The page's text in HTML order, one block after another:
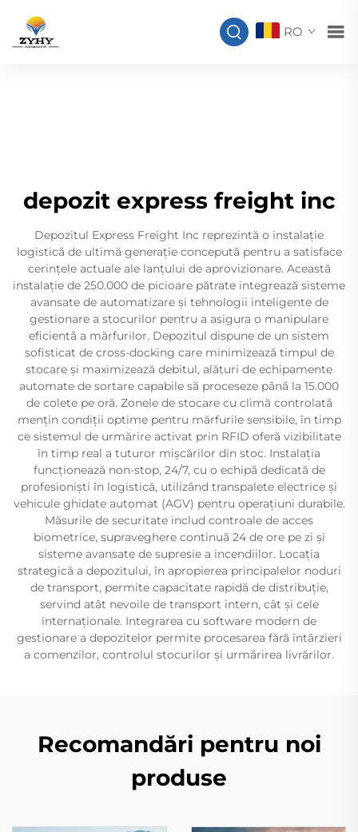
RO
depozit express freight inc
Depozitul Express Freight Inc reprezintă o instalație
logistică de ultimă generație concepută pentru a satisface
cerințele actuale ale lanțului de aprovizionare. Această
instalație de 250.000 de picioare pătrate integrează sisteme
avansate de automatizare și tehnologii inteligente de
gestionare a stocurilor pentru a asigura o manipulare
eficientă a mărfurilor. Depozitul dispune de un sistem
sofisticat de cross-docking care minimizează timpul de
stocare și maximizează debitul, alături de echipamente
automate de sortare capabile să proceseze până la 15.000
de colete pe oră. Zonele de stocare cu climă controlată
mențin condiții optime pentru mărfurile sensibile, în timp
ce sistemul de urmărire activat prin RFID oferă vizibilitate
în timp real a tuturor mișcărilor din stoc. Instalația
funcționează non-stop, 24/7, cu o echipă dedicată de
profesioniști în logistică, utilizând transpalete electrice și
vehicule ghidate automat (AGV) pentru operațiuni durabile.
Măsurile de securitate includ controale de acces
biometrice, supraveghere continuă 24 de ore pe zi și
sisteme avansate de supresie a incendiilor. Locația
strategică a depozitului, în apropierea principalelor noduri
de transport, permite capacitate rapidă de distribuție,
servind atât nevoile de transport intern, cât și cele
internaționale. Integrarea cu software modern de
gestionare a depozitelor permite procesarea fără întârzieri
a comenzilor, controlul stocurilor și urmărirea livrărilor.
Recomandări pentru noi
produse